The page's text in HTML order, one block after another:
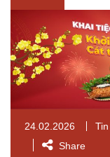
24.02.2026
Share